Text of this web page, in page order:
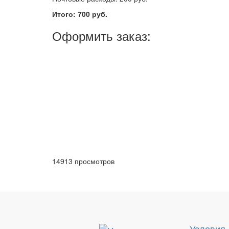
Итого: 700 руб.
Оформить заказ:
14913 просмотров